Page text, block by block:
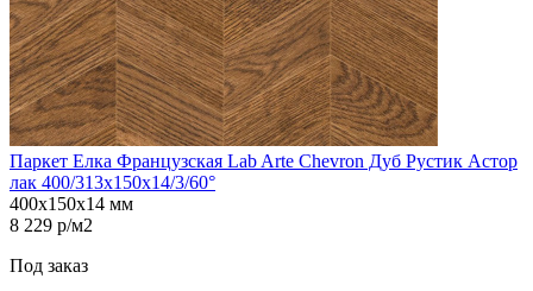
Паркет Елка Французская Lab Arte Chevron Дуб Рустик Астор
лак 400/313х150х14/3/60°
400х150х14 мм
8 229 р/м2
Под заказ